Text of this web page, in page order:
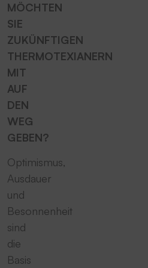
MÖCHTEN
SIE
ZUKÜNFTIGEN
THERMOTEXIANERN
MIT
AUF
DEN
WEG
GEBEN?
Optimismus,
Ausdauer
und
Besonnenheit
sind
die
Basis